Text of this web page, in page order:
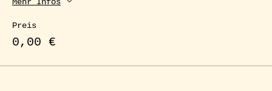
Preis
0,00 €